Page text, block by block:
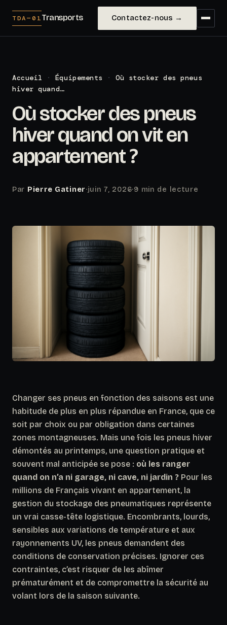
TDA—01Transports Contactez-nous →
Accueil · Équipements ·
Où stocker des pneus
hiver quand…
Où stocker des pneus
hiver quand on vit en
appartement ?
Par Pierre Gatiner·juin 7, 2026·9 min de lecture
Changer ses pneus en fonction des saisons est une
habitude de plus en plus répandue en France, que ce
soit par choix ou par obligation dans certaines
zones montagneuses. Mais une fois les pneus hiver
démontés au printemps, une question pratique et
souvent mal anticipée se pose : où les ranger
quand on n’a ni garage, ni cave, ni jardin ? Pour les
millions de Français vivant en appartement, la
gestion du stockage des pneumatiques représente
un vrai casse-tête logistique. Encombrants, lourds,
sensibles aux variations de température et aux
rayonnements UV, les pneus demandent des
conditions de conservation précises. Ignorer ces
contraintes, c’est risquer de les abîmer
prématurément et de compromettre la sécurité au
volant lors de la saison suivante.